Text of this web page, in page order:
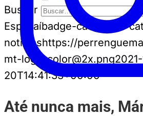
Buscar
Espia aíbadge-cat badge-
noticiashttps://
mt-logo-color@2x.png2021-
20T14:41:33+00:00
Até nunca mais,